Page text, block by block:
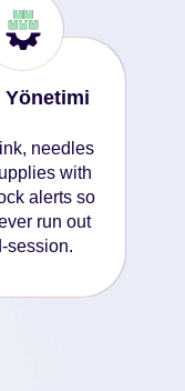
Yönetimi
needles
with
alerts so
run out
session.